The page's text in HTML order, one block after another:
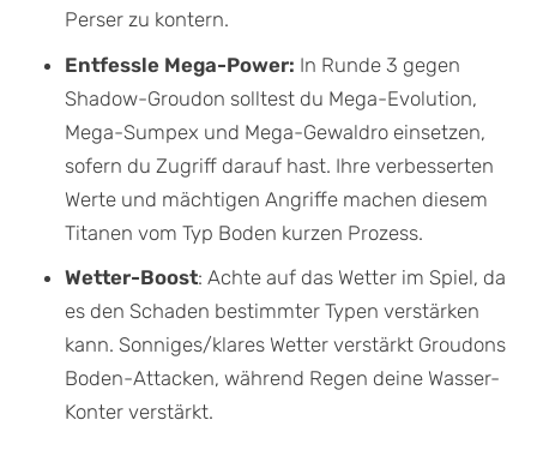
Perser zu kontern.
Entfessle Mega-Power: In Runde 3 gegen
Shadow-Groudon solltest du Mega-Evolution,
Mega-Sumpex und Mega-Gewaldro einsetzen,
sofern du Zugriff darauf hast. Ihre verbesserten
Werte und mächtigen Angriffe machen diesem
Titanen vom Typ Boden kurzen Prozess.
Wetter-Boost: Achte auf das Wetter im Spiel, da
es den Schaden bestimmter Typen verstärken
kann. Sonniges/klares Wetter verstärkt Groudons
Boden-Attacken, während Regen deine Wasser-
Konter verstärkt.